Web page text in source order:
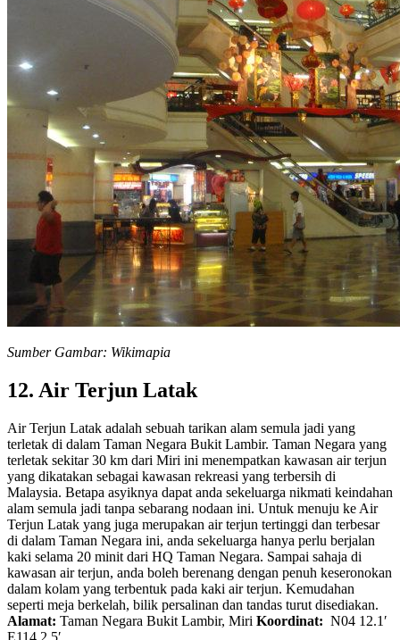
Sumber Gambar: Wikimapia
12. Air Terjun Latak
Air Terjun Latak adalah sebuah tarikan alam semula jadi yang
terletak di dalam Taman Negara Bukit Lambir. Taman Negara yang
terletak sekitar 30 km dari Miri ini menempatkan kawasan air terjun
yang dikatakan sebagai kawasan rekreasi yang terbersih di
Malaysia. Betapa asyiknya dapat anda sekeluarga nikmati keindahan
alam semula jadi tanpa sebarang nodaan ini. Untuk menuju ke Air
Terjun Latak yang juga merupakan air terjun tertinggi dan terbesar
di dalam Taman Negara ini, anda sekeluarga hanya perlu berjalan
kaki selama 20 minit dari HQ Taman Negara. Sampai sahaja di
kawasan air terjun, anda boleh berenang dengan penuh keseronokan
dalam kolam yang terbentuk pada kaki air terjun. Kemudahan
seperti meja berkelah, bilik persalinan dan tandas turut disediakan.
Alamat: Taman Negara Bukit Lambir, Miri Koordinat: N04 12.1′
E114 2.5′